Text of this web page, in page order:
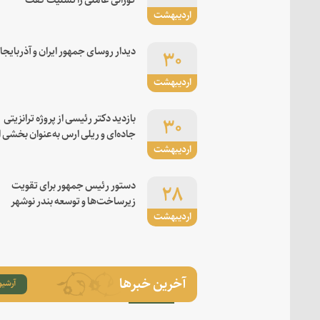
اردیبهشت
اردیبهشت
۳۰ دیدار روسای جمهور ایران و
اردیبهشت
۳۰
بازدید دکتر رئیسی از پروژه ترانزیتی
جاده‌ای و ریلی ارس به‌عنوان بخشی
اردیبهشت
۲۸
دستور رئیس جمهور برای تقویت
زیرساخت‌ها و توسعه بندر نوشهر
آخرین خبرها